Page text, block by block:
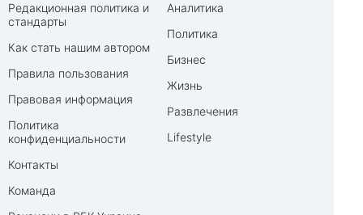
Редакционная политика и
стандарты
Как стать нашим автором
Правила пользования
Правовая информация
Политика
конфиденциальности
Контакты
Команда
Аналитика
Политика
Бизнес
Жизнь
Развлечения
Lifestyle